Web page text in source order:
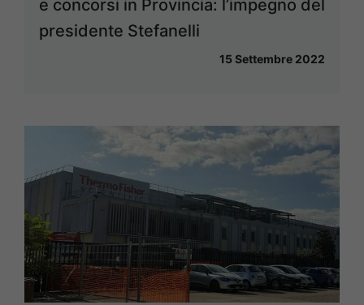
e concorsi in Provincia: l’impegno del
presidente Stefanelli
15 Settembre 2022